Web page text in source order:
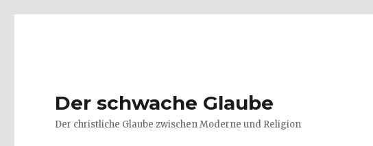
Der schwache Glaube
Der christliche Glaube zwischen Moderne und Religion